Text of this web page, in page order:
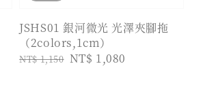
JSHS01 銀河微光 光澤夾腳拖
（2colors,1cm）
Regular
NT$ 1,150 Sale
NT$ 1,080